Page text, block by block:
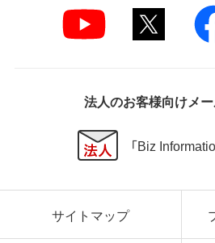
法人のお客様向けメ
「Biz
サイトマップ